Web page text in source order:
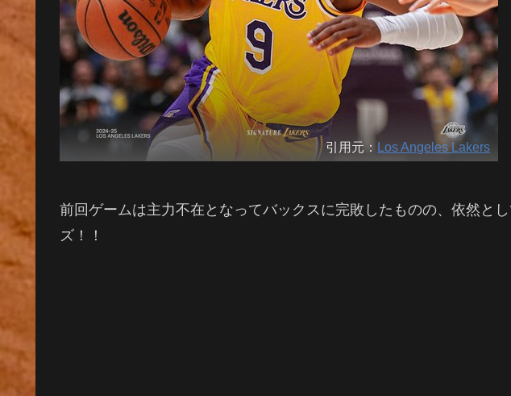
引用元： Los Angeles Lakers
前回ゲームは主力不在となってバックスに完敗したものの、依然と
ズ！！